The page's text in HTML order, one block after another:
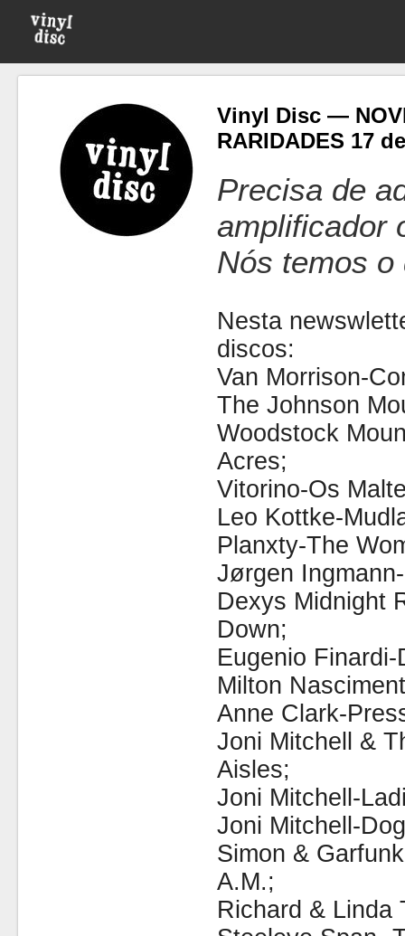
Vinyl Disc —
RARIDADES 17
Precisa de
amplificador
Nós temos o
Nesta
discos:
Van Morrison-
The Johnson
Woodstock
Acres;
Vitorino-Os
Leo Kottke-
Planxty-The
Jørgen
Dexys Midnight
Down;
Eugenio Finardi-
Milton
Anne Clark-
Joni Mitchell &
Aisles;
Joni Mitchell-
Joni Mitchell-
Simon &
A.M.;
Richard & Linda